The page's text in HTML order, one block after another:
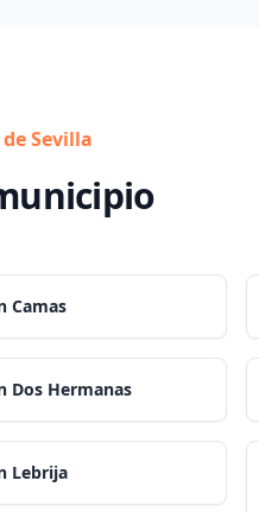
Sevilla
Camas
Dos Hermanas
Lebrija